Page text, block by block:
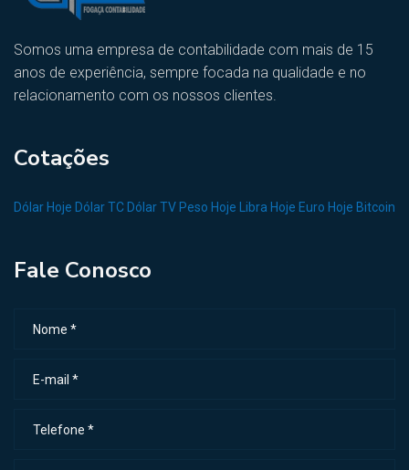
Somos uma empresa de contabilidade com mais de 15
anos de experiência, sempre focada na qualidade e no
relacionamento com os nossos clientes.
Cotações
Dólar Hoje Dólar TC Dólar TV Peso Hoje Libra Hoje Euro Hoje Bitcoin
Fale Conosco